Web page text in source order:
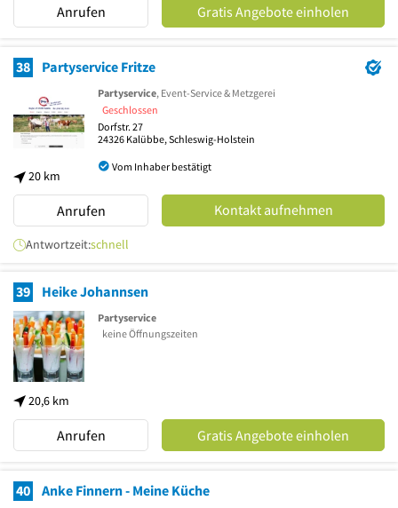
Anrufen Gratis Angebote einholen
38 Partyservice Fritze
20 km
Partyservice, Event-Service & Metzgerei
Geschlossen
Dorfstr. 27
24326 Kalübbe, Schleswig-Holstein
Vom Inhaber bestätigt
Anrufen Kontakt aufnehmen
Antwortzeit:schnell
39 Heike Johannsen
20,6 km
Partyservice
keine Öffnungszeiten
Anrufen Gratis Angebote einholen
40 Anke Finnern - Meine Küche